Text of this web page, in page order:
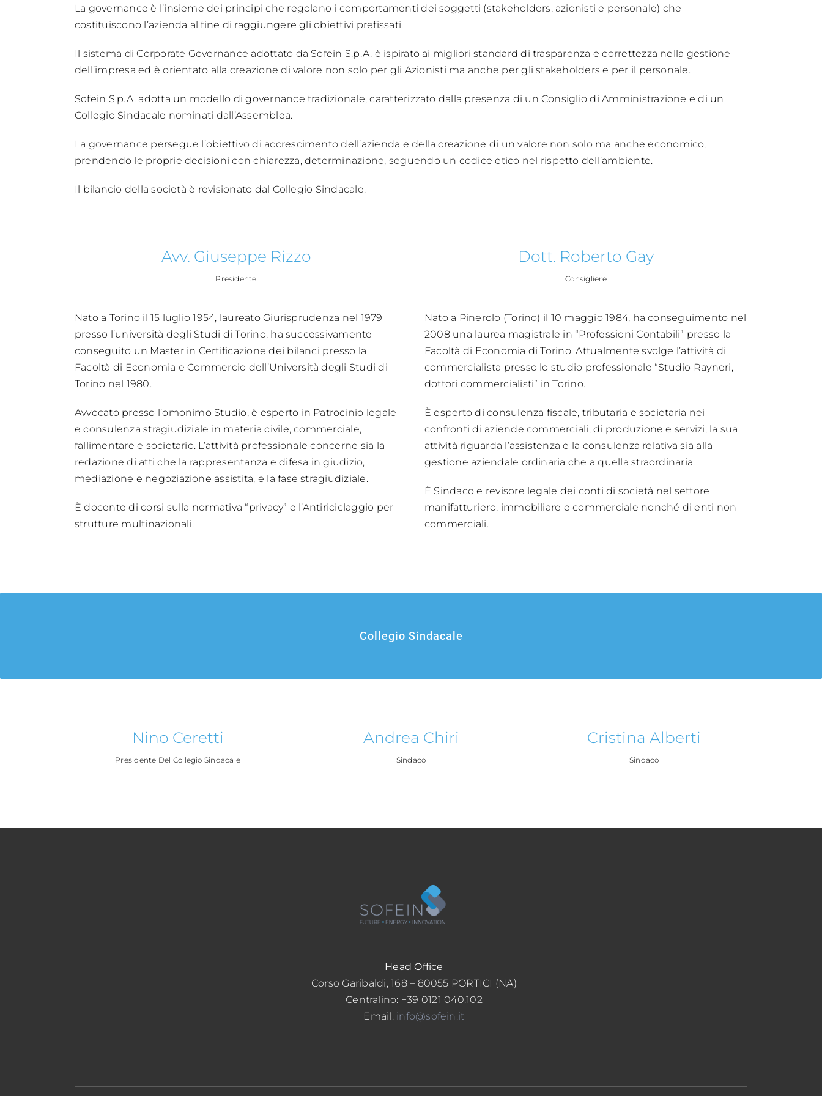
La governance è l’insieme dei principi che regolano i comportamenti dei soggetti (stakeholders, azionisti e personale) che
costituiscono l’azienda al fine di raggiungere gli obiettivi prefissati.
Il sistema di Corporate Governance adottato da Sofein S.p.A. è ispirato ai migliori standard di trasparenza e correttezza nella gestione
dell’impresa ed è orientato alla creazione di valore non solo per gli Azionisti ma anche per gli stakeholders e per il personale.
Sofein S.p.A. adotta un modello di governance tradizionale, caratterizzato dalla presenza di un Consiglio di Amministrazione e di un
Collegio Sindacale nominati dall’Assemblea.
La governance persegue l’obiettivo di accrescimento dell’azienda e della creazione di un valore non solo ma anche economico,
prendendo le proprie decisioni con chiarezza, determinazione, seguendo un codice etico nel rispetto dell’ambiente.
Il bilancio della società è revisionato dal Collegio Sindacale.
Avv. Giuseppe Rizzo
Presidente
Nato a Torino il 15 luglio 1954, laureato Giurisprudenza nel 1979
presso l’università degli Studi di Torino, ha successivamente
conseguito un Master in Certificazione dei bilanci presso la
Facoltà di Economia e Commercio dell’Università degli Studi di
Torino nel 1980.
Avvocato presso l’omonimo Studio, è esperto in Patrocinio legale
e consulenza stragiudiziale in materia civile, commerciale,
fallimentare e societario. L’attività professionale concerne sia la
redazione di atti che la rappresentanza e difesa in giudizio,
mediazione e negoziazione assistita, e la fase stragiudiziale.
È docente di corsi sulla normativa “privacy” e l’Antiriciclaggio per
strutture multinazionali.
Dott. Roberto Gay
Consigliere
Nato a Pinerolo (Torino) il 10 maggio 1984, ha conseguimento nel
2008 una laurea magistrale in “Professioni Contabili” presso la
Facoltà di Economia di Torino. Attualmente svolge l’attività di
commercialista presso lo studio professionale “Studio Rayneri,
dottori commercialisti” in Torino.
È esperto di consulenza fiscale, tributaria e societaria nei
confronti di aziende commerciali, di produzione e servizi; la sua
attività riguarda l’assistenza e la consulenza relativa sia alla
gestione aziendale ordinaria che a quella straordinaria.
È Sindaco e revisore legale dei conti di società nel settore
manifatturiero, immobiliare e commerciale nonché di enti non
commerciali.
Collegio Sindacale
Nino Ceretti
Presidente Del Collegio Sindacale
Andrea Chiri
Sindaco
Cristina Alberti
Sindaco
Head Office
Corso Garibaldi, 168 – 80055 PORTICI (NA)
Centralino: +39 0121 040.102
Email: info@sofein.it